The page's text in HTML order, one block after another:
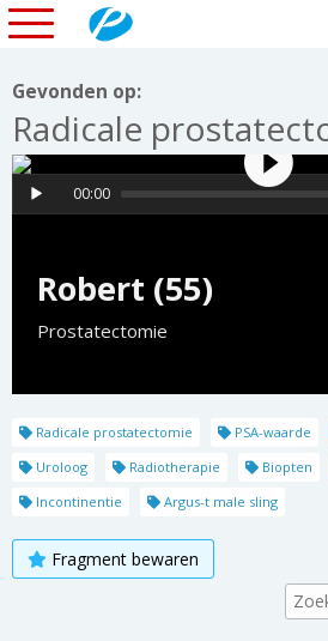
Gevonden op:
Radicale
Robert (55)
Prostatectomie
00:00
Radicale prostatectomie PSA-waarde
Uroloog
Radiotherapie Biopten
Incontinentie
Argus-t male sling
Fragment bewaren